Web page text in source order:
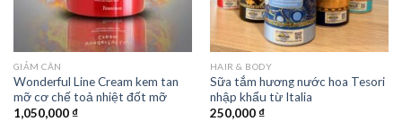
GIẢM CÂN
Wonderful Line Cream kem tan
mỡ cơ chế toả nhiệt đốt mỡ
1,050,000₫
HAIR & BODY
Sữa tắm hương nước hoa Tesori
nhập khẩu từ Italia
250,000₫